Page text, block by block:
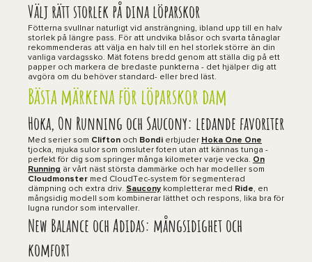
Välj rätt storlek på dina löparskor
Fötterna svullnar naturligt vid ansträngning, ibland upp till en halv
storlek på längre pass. För att undvika blåsor och svarta tånaglar
rekommenderas att välja en halv till en hel storlek större än din
vanliga vardagssko. Mät fotens bredd genom att ställa dig på ett
papper och markera de bredaste punkterna - det hjälper dig att
avgöra om du behöver standard- eller bred läst.
Bästa märkena för löparskor dam
Hoka, On Running och Saucony: ledande favoriter
Med serier som Clifton och Bondi erbjuder Hoka One One
tjocka, mjuka sulor som omsluter foten utan att kännas tunga -
perfekt för dig som springer många kilometer varje vecka. On
Running är vårt näst största dammärke och har modeller som
Cloudmonster med CloudTec-system för segmenterad
dämpning och extra driv. Saucony kompletterar med Ride, en
mångsidig modell som kombinerar lätthet och respons, lika bra för
lugna rundor som intervaller.
New Balance och Adidas: mångsidighet och
komfort